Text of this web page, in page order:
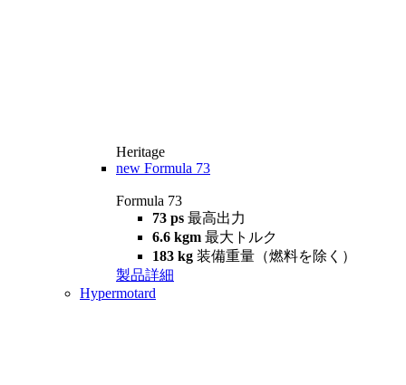
Heritage
new Formula 73
Formula 73
73 ps 最高出力
6.6 kgm 最大トルク
183 kg 装備重量（燃料を除く）
製品詳細
Hypermotard